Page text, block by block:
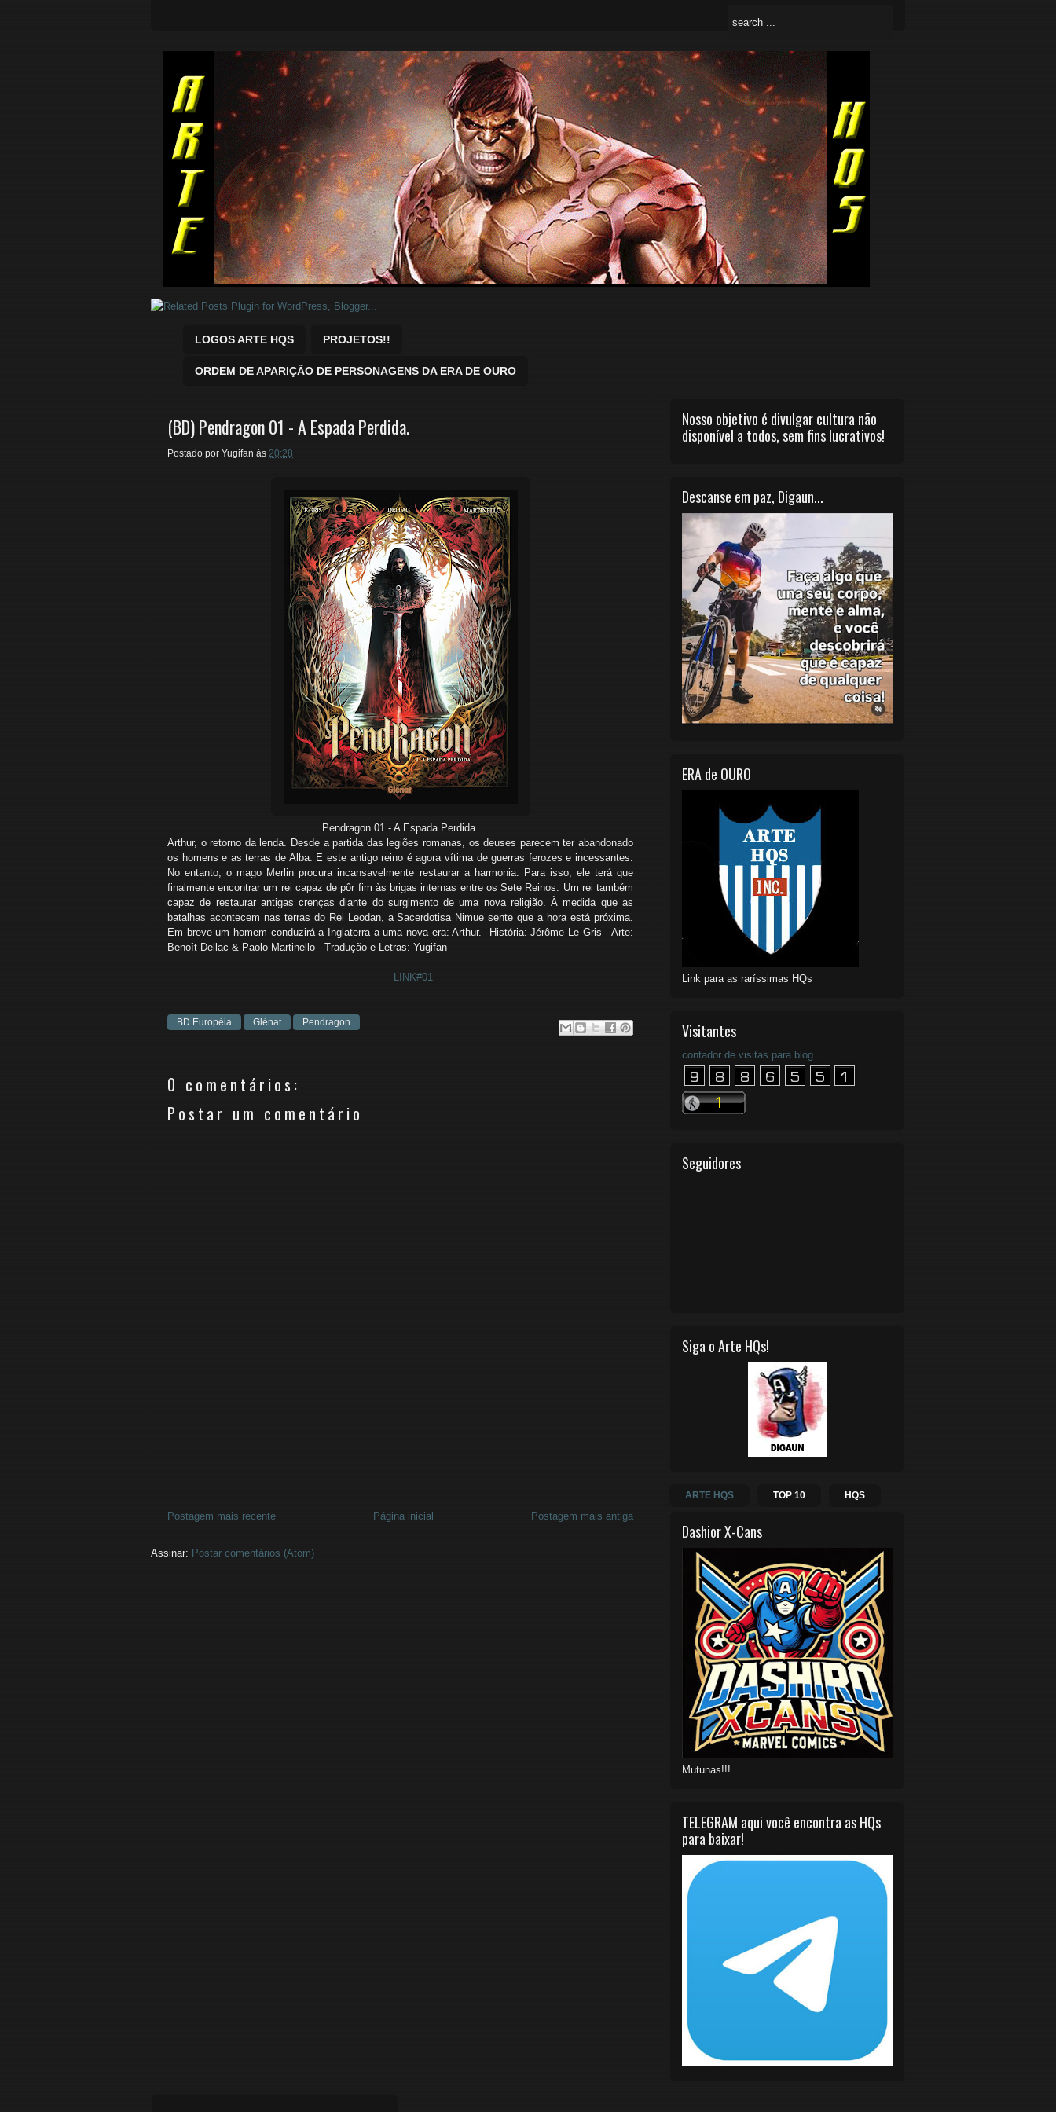
Quadrinhos Marvel e DC para baixar.
LOGOS ARTE HQS PROJETOS!!
ORDEM DE APARIÇÃO DE PERSONAGENS DA ERA DE OURO
(BD) Pendragon 01 - A Espada Perdida.
Postado por Yugifan às 20:28
Pendragon 01 - A Espada Perdida.
Arthur, o retorno da lenda. Desde a partida das legiões romanas, os deuses parecem ter abandonado
os homens e as terras de Alba. E este antigo reino é agora vítima de guerras ferozes e incessantes.
No entanto, o mago Merlin procura incansavelmente restaurar a harmonia. Para isso, ele terá que
finalmente encontrar um rei capaz de pôr fim às brigas internas entre os Sete Reinos. Um rei também
capaz de restaurar antigas crenças diante do surgimento de uma nova religião. À medida que as
batalhas acontecem nas terras do Rei Leodan, a Sacerdotisa Nimue sente que a hora está próxima.
Em breve um homem conduzirá a Inglaterra a uma nova era: Arthur. História: Jérôme Le Gris - Arte:
Benoît Dellac & Paolo Martinello - Tradução e Letras: Yugifan
LINK#01
BD Européia Glénat Pendragon
0 comentários:
Postar um comentário
Postagem mais recente Postagem mais antiga
Página inicial
Assinar: Postar comentários (Atom)
Nosso objetivo é divulgar cultura não
disponível a todos, sem fins lucrativos!
Descanse em paz, Digaun...
ERA de OURO
Link para as raríssimas HQs
Visitantes
contador de visitas para blog
Seguidores
Siga o Arte HQs!
ARTE HQS TOP 10 HQS
Dashior X-Cans
Mutunas!!!
TELEGRAM aqui você encontra as HQs
para baixar!